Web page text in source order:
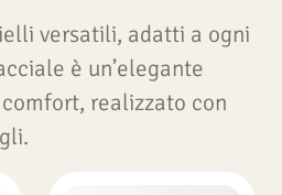
versatili, adatti a ogni
è un’elegante
realizzato con